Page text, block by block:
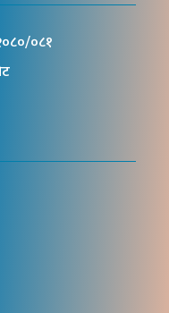
०८१